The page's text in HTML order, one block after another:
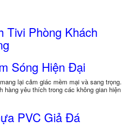
Tivi Phòng Khách
Sóng Hiện Đại
lại cảm giác mềm mại và sang trọng.
hàng yêu thích trong các không gian hiện
PVC Giả Đá